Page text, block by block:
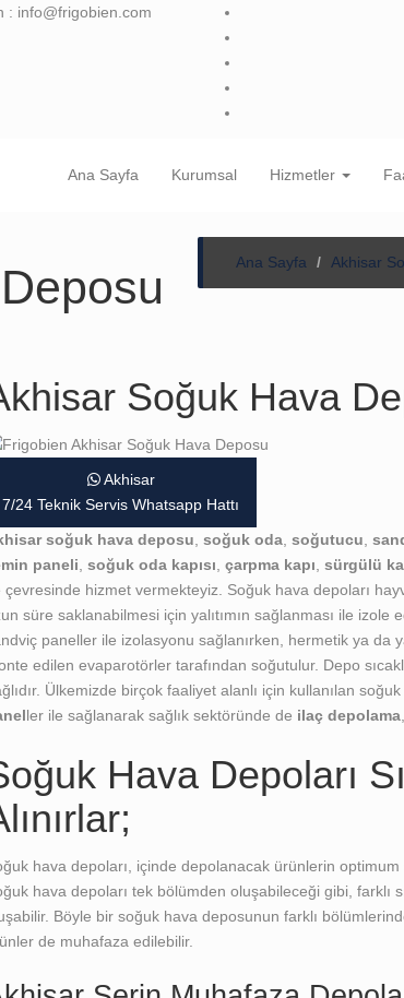
: info@frigobien.com
Ana Sayfa Kurumsal Hizmetler
Ana Sayfa Akhisar
Soğuk Hava
Akhisar
7/24 Teknik Servis Whatsapp Hattı
soğuk hava deposu, soğuk oda, soğutucu,
paneli, soğuk oda kapısı, çarpma kapı, sürgülü
çevresinde hizmet vermekteyiz. Soğuk hava depoları
süre saklanabilmesi için yalıtımın sağlanması ile
paneller ile izolasyonu sağlanırken, hermetik ya da
edilen evaparotörler tarafından soğutulur. Depo
Ülkemizde birçok faaliyet alanlı için kullanılan soğuk
ler ile sağlanarak sağlık sektöründe de ilaç depolama,
Hava Depoları
hava depoları, içinde depolanacak ürünlerin optimum
hava depoları tek bölümden oluşabileceği gibi, farklı
Böyle bir soğuk hava deposunun farklı
de muhafaza edilebilir.